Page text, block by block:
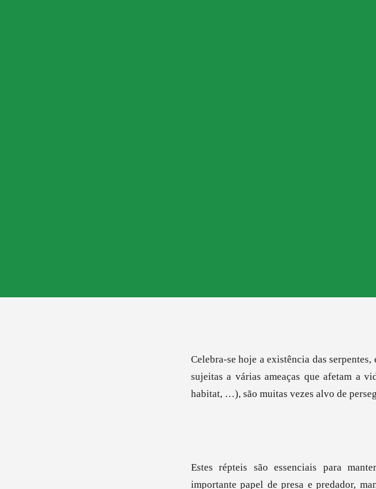
Celebra-se hoje a existência das
sujeitas a várias ameaças que afetam a
habitat, …), são muitas vezes alvo de
Estes répteis são essenciais para
importante papel de presa e predador,